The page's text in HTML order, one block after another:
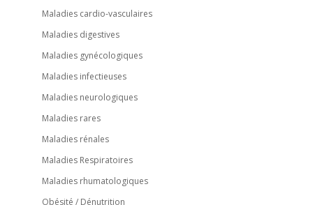
Maladies cardio-vasculaires
Maladies digestives
Maladies gynécologiques
Maladies infectieuses
Maladies neurologiques
Maladies rares
Maladies rénales
Maladies Respiratoires
Maladies rhumatologiques
Obésité / Dénutrition